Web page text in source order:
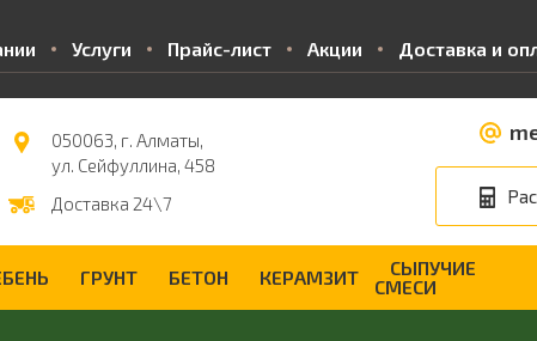
Услуги Прайс-лист Акции Доставка и
050063, г. Алматы,
ул. Сейфуллина, 458
Доставка 24\7
ГРУНТ БЕТОН КЕРАМЗИТ
СЫПУЧИЕ
СМЕСИ